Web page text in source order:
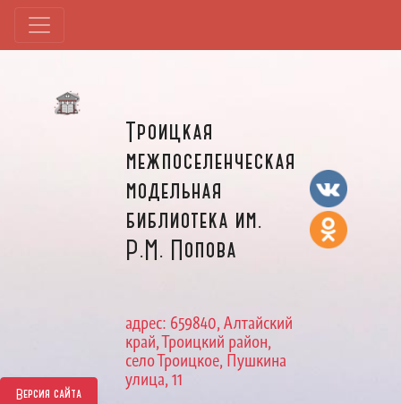
Версия сайта
Троицкая
межпоселенческая
модельная
библиотека им.
Р.М. Попова
адрес: 659840, Алтайский
край, Троицкий район,
село Троицкое, Пушкина
улица, 11